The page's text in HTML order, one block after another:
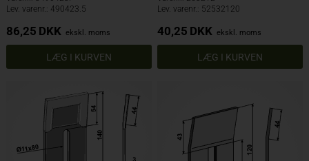
Lev. varenr.: 490423.5
86,25 DKK ekskl. moms
Lev. varenr.: 52532120
40,25 DKK ekskl. moms